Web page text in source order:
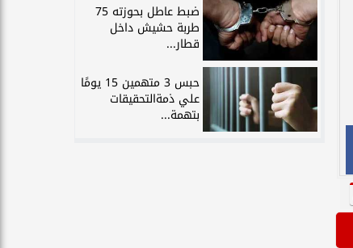
ضبط عاطل بحوزته 75
طربة حشيش داخل
قطار...
حبس 3 متهمين 15 يومًا
علي ذمةالتحقيقات
بتهمة...